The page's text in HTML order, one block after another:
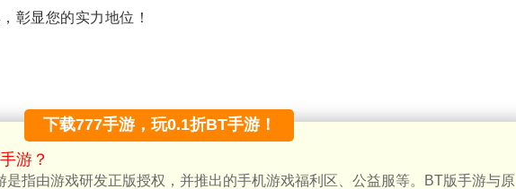
彰显您的实力地位！
下载777手游，玩0.1折BT手游！
游？
是指由游戏研发正版授权，并推出的手机游戏福利区、公益服等。BT版手游与原